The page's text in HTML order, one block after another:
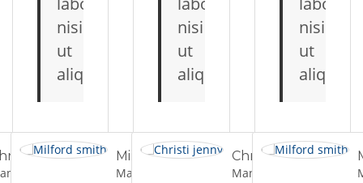
nisi
ut
aliquip.
jenny
nisi
ut
aliquip.
Milford smith
Manchester
nisi
ut
aliquip.
Christi jenny
Manchester